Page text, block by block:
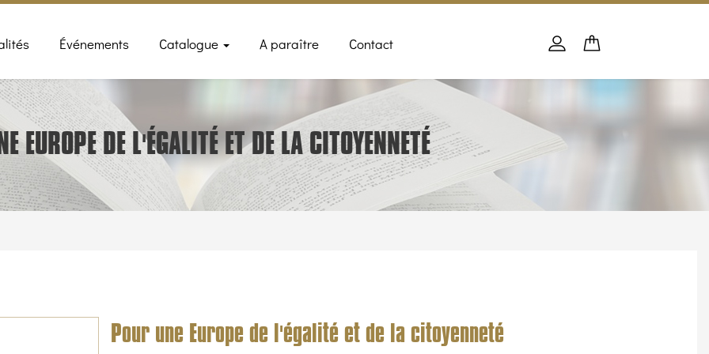
Événements Catalogue A paraître Contact
Panier
Se connecter
PANIER
EUROPE DE L'ÉGALITÉ ET DE LA CITOYENNETÉ
Pour une Europe de l'égalité et de la citoyenneté